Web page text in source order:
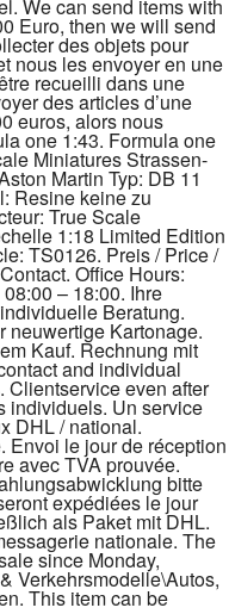
We can send items with
Euro, then we will send
des objets pour
nous les envoyer en une
recueilli dans une
des articles d’une
euros, alors nous
one 1:43. Formula one
Miniatures Strassen-
Martin Typ: DB 11
Resine keine zu
True Scale
1:18 Limited Edition
TS0126. Preis / Price /
Office Hours:
– 18:00. Ihre
Beratung.
neuwertige Kartonage.
Kauf. Rechnung mit
and individual
Clientservice even after
individuels. Un service
DHL / national.
Envoi le jour de réception
avec TVA prouvée.
bitte
expédiées le jour
als Paket mit DHL.
nationale. The
since Monday,
Verkehrsmodelle\Autos,
This item can be